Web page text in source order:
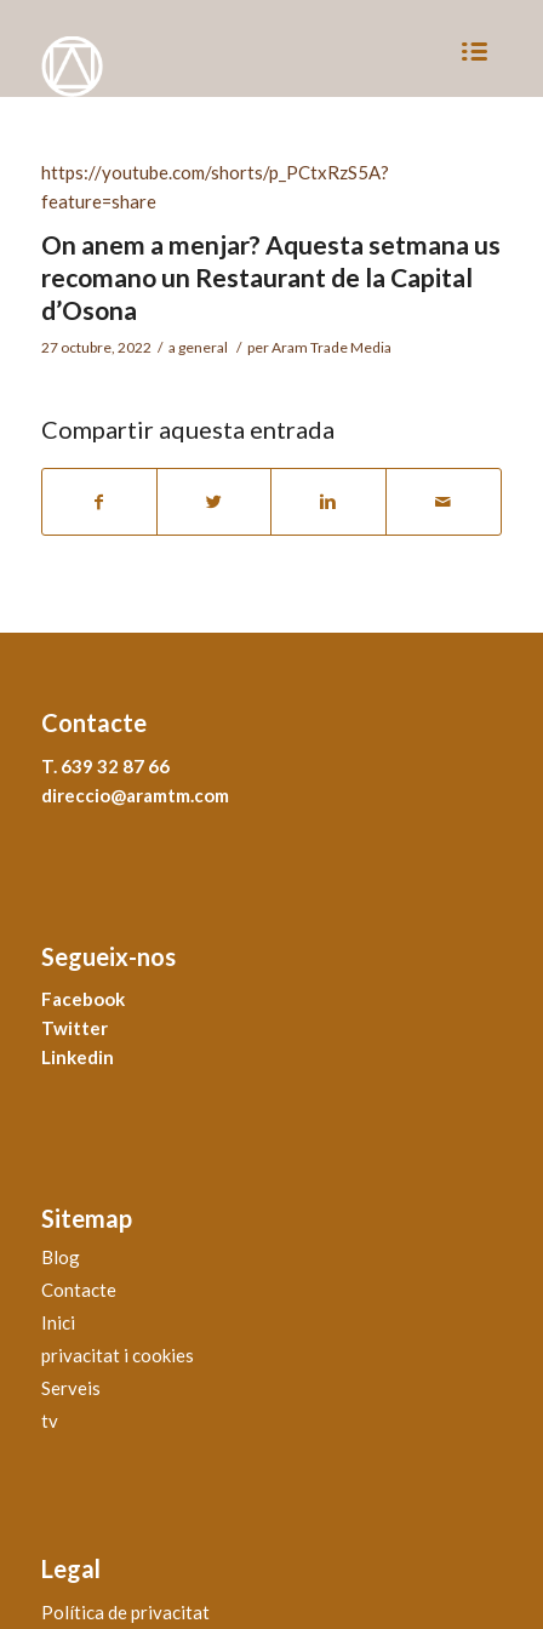
https://youtube.com/shorts/p_PCtxRzS5A?
feature=share
On anem a menjar? Aquesta setmana us
recomano un Restaurant de la Capital
d’Osona
27 octubre, 2022 / a general / perAram Trade Media
Compartir aquesta entrada
Contacte
T. 639 32 87 66
direccio@aramtm.com
Segueix-nos
Facebook
Twitter
Linkedin
Sitemap
Blog
Contacte
Inici
privacitat i cookies
Serveis
tv
Legal
Política de privacitat